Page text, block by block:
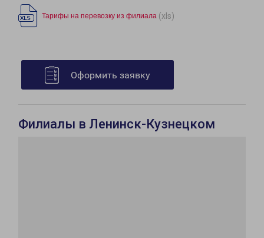
Тарифы на перевозку из филиала (xls)
Оформить заявку
Филиалы в Ленинск-Кузнецком